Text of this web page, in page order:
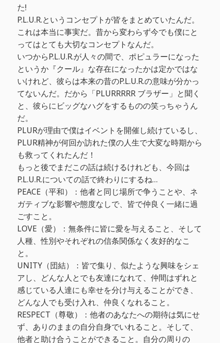
た!
P.L.U.R.というコンセプトが皆をまとめていたんだ。
これは本当に事実だ。昔から変わらず今でも僕にと
ってはとても大切なコンセプトなんだ。
いつからP.L.U.R.が人々の間で、ポピュラーになった
というか『クール』な存在になったかは定かではな
いけれど、彼らは本来の昔のP.L.U.R.の意味が分かっ
てないんだ。だから「PLURRRRR ブラザー」と聞く
と、彼らにビッグなハグをするものの笑っちゃうん
だ。
PLURが理由で僕はイベントを開催し続けているし、
PLUR精神が何回か訪れた僕の人生で大変な時期から
も救ってくれたんだ！
もっと後でまだこの話は続けるけれども、今回は
P.L.U.R.についての話で終わりにするね… ‪
PEACE（平和）：他者と同じ場所で争うことや、ネ
ガティブな影響や態度なしで、皆で仲良く一緒に過
ごすこと。
‎LOVE（愛）：無条件に皆に愛を与えること、そして
人種、性別やそれぞれの信条関係なく友好的なこ
と。
‎UNITY‬（団結）：皆で集り、似たような興味をシェ
アし、どんな人とでも友達になれて、仲間はずれと
感じている人達にも幸せを分け与えることができ、
どんな人でも受け入れ、仲良くなれること。
‎RESPECT（尊敬）：他者のあなたへの期待は気にせ
ず、ありのままの自分自身でいれること。そして、
他者と助け合うことができること。自分の周りの